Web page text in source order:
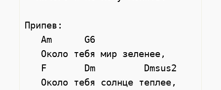
Припев:
   Am      G6